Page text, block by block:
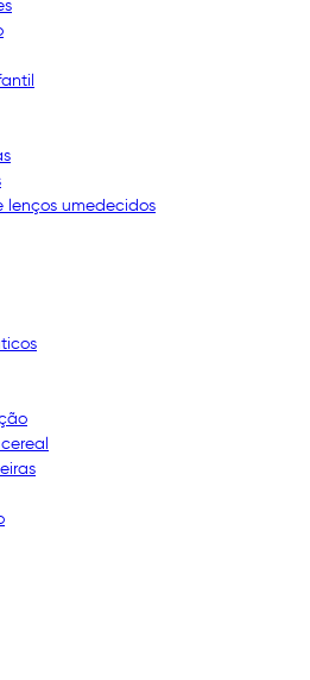
lenços umedecidos